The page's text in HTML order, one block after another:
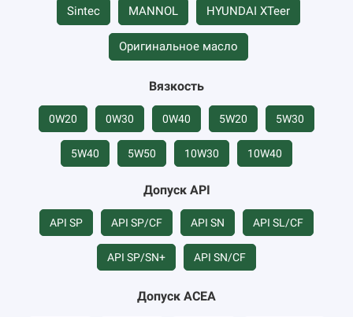
Sintec MANNOL HYUNDAI XTeer
Оригинальное масло
Вязкость
0W20 0W30 0W40 5W20 5W30
5W40 5W50 10W30 10W40
Допуск API
API SP API SP/CF API SN API SL/CF
API SP/SN+ API SN/CF
Допуск ACEA